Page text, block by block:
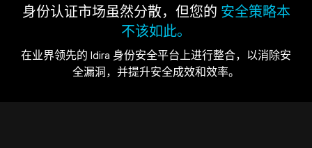
身份认证市场虽然分散，但您的 安全策略本
不该如此。
在业界领先的 Idira 身份安全平台上进行整合，以消除安
全漏洞，并提升安全成效和效率。